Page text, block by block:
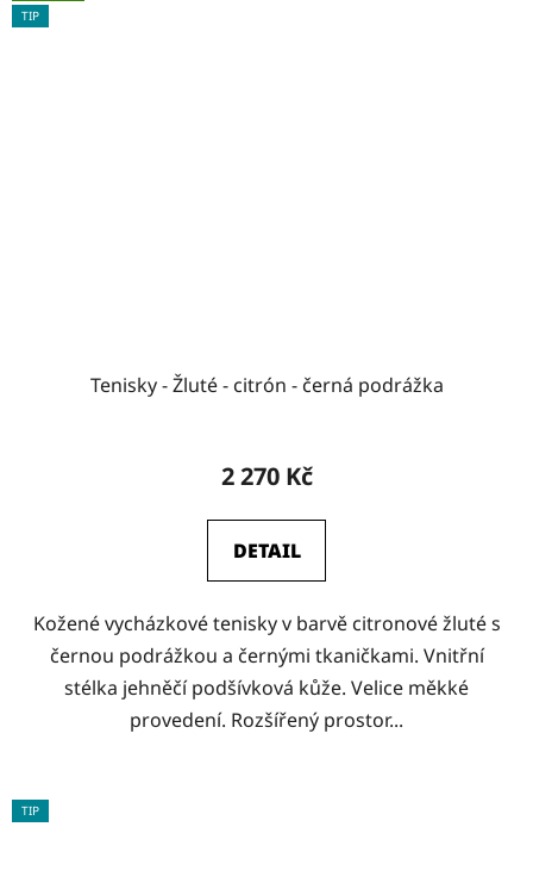
TIP
Tenisky - Žluté - citrón - černá podrážka
2 270 Kč
DETAIL
Kožené vycházkové tenisky v barvě citronové žluté s
černou podrážkou a černými tkaničkami. Vnitřní
stélka jehněčí podšívková kůže. Velice měkké
provedení. Rozšířený prostor...
TIP